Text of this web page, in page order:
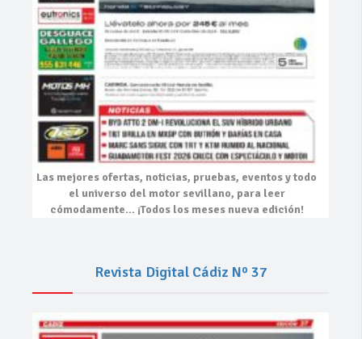
Las mejores ofertas, noticias, pruebas, eventosy todo
el universo del motor sevillano, para leer
cómodamente… ¡Todos los meses nueva edición!
Revista Digital Cádiz Nº 37